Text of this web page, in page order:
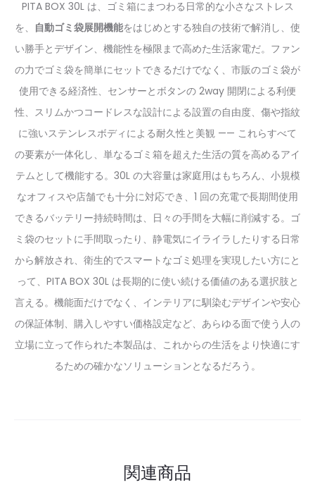
PITA BOX 30L は、ゴミ箱にまつわる日常的な小さなストレス
を、 自動ゴミ袋展開機能をはじめとする独自の技術で解消し、使
い勝手とデザイン、機能性を極限まで高めた生活家電だ。ファン
の力でゴミ袋を簡単にセットできるだけでなく、市販のゴミ袋が
使用できる経済性、センサーとボタンの 2way 開閉による利便
性、スリムかつコードレスな設計による設置の自由度、傷や指紋
に強いステンレスボディによる耐久性と美観 —— これらすべて
の要素が一体化し、単なるゴミ箱を超えた生活の質を高めるアイ
テムとして機能する。30L の大容量は家庭用はもちろん、小規模
なオフィスや店舗でも十分に対応でき、1 回の充電で長期間使用
できるバッテリー持続時間は、日々の手間を大幅に削減する。ゴ
ミ袋のセットに手間取ったり、静電気にイライラしたりする日常
から解放され、衛生的でスマートなゴミ処理を実現したい方にと
って、PITA BOX 30L は長期的に使い続ける価値のある選択肢と
言える。機能面だけでなく、インテリアに馴染むデザインや安心
の保証体制、購入しやすい価格設定など、あらゆる面で使う人の
立場に立って作られた本製品は、これからの生活をより快適にす
るための確かなソリューションとなるだろう。
関連商品